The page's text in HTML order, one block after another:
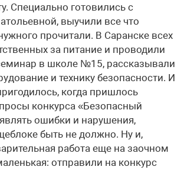
Специально готовились с
выучили все что
прочитали. В Саранске всех
за питание и проводили
в школе №15, рассказывали
и технику безопасности. И
когда пришлось
конкурса «Безопасный
ошибки и нарушения,
быть не должно. Ну и,
работа еще на заочном
отправили на конкурс